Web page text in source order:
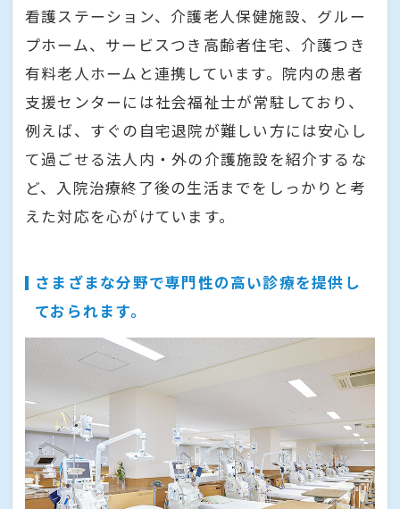
看護ステーション、介護老人保健施設、グルー
プホーム、サービスつき高齢者住宅、介護つき
有料老人ホームと連携しています。院内の患者
支援センターには社会福祉士が常駐しており、
例えば、すぐの自宅退院が難しい方には安心し
て過ごせる法人内・外の介護施設を紹介するな
ど、入院治療終了後の生活までをしっかりと考
えた対応を心がけています。
さまざまな分野で専門性の高い診療を提供し
ておられます。